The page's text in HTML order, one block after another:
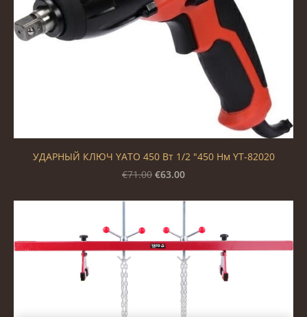
УДАРНЫЙ КЛЮЧ YATO 450 Вт 1/2 "450 Нм YT-82020
€71.00 €63.00